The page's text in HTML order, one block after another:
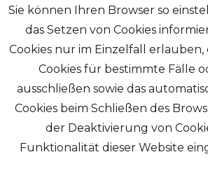
Sie können Ihren Browser so
das Setzen von Cookies
Cookies nur im Einzelfall erlauben,
Cookies für bestimmte Fälle
ausschließen sowie das
Cookies beim Schließen des
der Deaktivierung von
Funktionalität dieser Website